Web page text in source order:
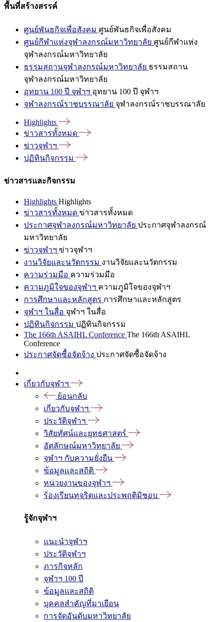
พื้นที่สร้างสรรค์
ศูนย์พันธกิจเพื่อสังคม ศูนย์พันธกิจเพื่อสังคม
ศูนย์กีฬาแห่งจุฬาลงกรณ์มหาวิทยาลัย ศูนย์กีฬาแห่ง
จุฬาลงกรณ์มหาวิทยาลัย
ธรรมสถานจุฬาลงกรณ์มหาวิทยาลัย ธรรมสถาน
จุฬาลงกรณ์มหาวิทยาลัย
อุทยาน 100 ปี จุฬาฯ อุทยาน 100 ปี จุฬาฯ
จุฬาลงกรณ์ราชบรรณาลัย จุฬาลงกรณ์ราชบรรณาลัย
Highlights
ข่าวสารทั้งหมด
ข่าวจุฬาฯ
ปฏิทินกิจกรรม
ข่าวสารและกิจกรรม
Highlights Highlights
ข่าวสารทั้งหมด ข่าวสารทั้งหมด
ประกาศจุฬาลงกรณ์มหาวิทยาลัย ประกาศจุฬาลงกรณ์
มหาวิทยาลัย
ข่าวจุฬาฯ ข่าวจุฬาฯ
งานวิจัยและนวัตกรรม งานวิจัยและนวัตกรรม
ความร่วมมือ ความร่วมมือ
ความภูมิใจของจุฬาฯ ความภูมิใจของจุฬาฯ
การศึกษาและหลักสูตร การศึกษาและหลักสูตร
จุฬาฯ ในสื่อ จุฬาฯ ในสื่อ
ปฏิทินกิจกรรม ปฏิทินกิจกรรม
The 166th ASAIHL Conference The 166th ASAIHL
Conference
ประกาศจัดซื้อจัดจ้าง ประกาศจัดซื้อจัดจ้าง
เกี่ยวกับจุฬาฯ
ย้อนกลับ
เกี่ยวกับจุฬาฯ
ประวัติจุฬาฯ
วิสัยทัศน์และยุทธศาสตร์
อัตลักษณ์มหาวิทยาลัย
จุฬาฯ กับความยั่งยืน
ข้อมูลและสถิติ
หน่วยงานของจุฬาฯ
ร้องเรียนทุจริตและประพฤติมิชอบ
รู้จักจุฬาฯ
แนะนำจุฬาฯ
ประวัติจุฬาฯ
ภารกิจหลัก
จุฬาฯ 100 ปี
ข้อมูลและสถิติ
บุคคลสำคัญที่มาเยือน
การจัดอันดับมหาวิทยาลัย